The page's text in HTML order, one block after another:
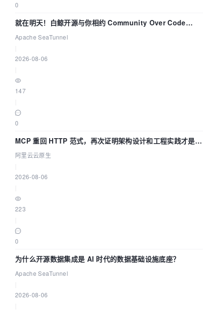
0
就在明天！白鲸开源与你相约 Community Over Code
Asia 2026 主题演讲！
Apache SeaTunnel
2026-08-06
147
0
MCP 重回 HTTP 范式，再次证明架构设计和工程实践才是稀
缺资源
阿里云云原生
2026-08-06
223
0
为什么开源数据集成是 AI 时代的数据基础设施底座？
Apache SeaTunnel
2026-08-06